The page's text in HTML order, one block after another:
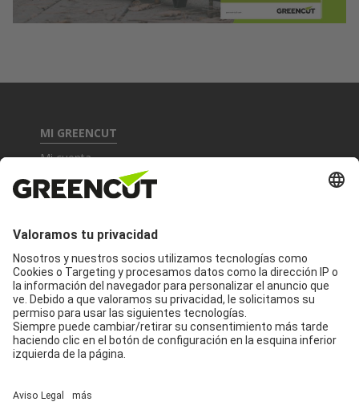
MI GREENCUT
Mi cuenta
Asistencia técnica
Garantía y devoluciones
Productos
Accesorios y recambios
CONTACTA CON NOSOTROS
Contacto
Síguenos: